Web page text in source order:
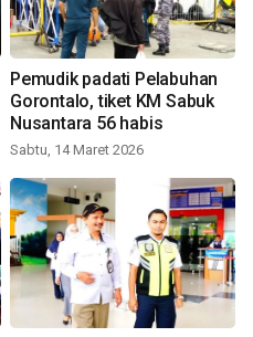
Pemudik padati Pelabuhan
Gorontalo, tiket KM Sabuk
Nusantara 56 habis
Sabtu, 14 Maret 2026